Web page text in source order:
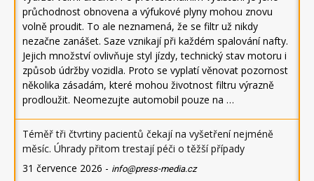
průchodnost obnovena a výfukové plyny mohou znovu
volně proudit. To ale neznamená, že se filtr už nikdy
nezačne zanášet. Saze vznikají při každém spalování nafty.
Jejich množství ovlivňuje styl jízdy, technický stav motoru i
způsob údržby vozidla. Proto se vyplatí věnovat pozornost
několika zásadám, které mohou životnost filtru výrazně
prodloužit. Neomezujte automobil pouze na …
Téměř tři čtvrtiny pacientů čekají na vyšetření nejméně
měsíc. Úhrady přitom trestají péči o těžší případy
31 července 2026 - info@press-media.cz